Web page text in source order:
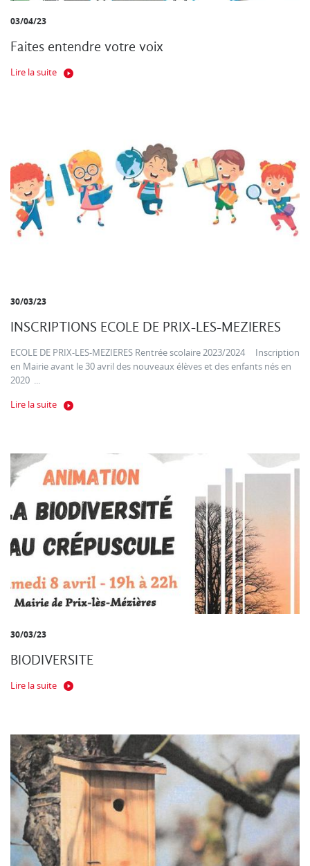
03/04/23
Faites entendre votre voix
Lire la suite
30/03/23
INSCRIPTIONS ECOLE DE PRIX-LES-MEZIERES
ECOLE DE PRIX-LES-MEZIERES Rentrée scolaire 2023/2024 Inscription
en Mairie avant le 30 avril des nouveaux élèves et des enfants nés en
2020 ...
Lire la suite
30/03/23
BIODIVERSITE
Lire la suite